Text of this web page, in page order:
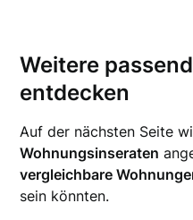
Weitere
entdecken
Auf der nächsten Seite
Wohnungsinseraten
vergleichbare
sein könnten.